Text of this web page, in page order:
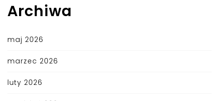
Archiwa
maj 2026
marzec 2026
luty 2026